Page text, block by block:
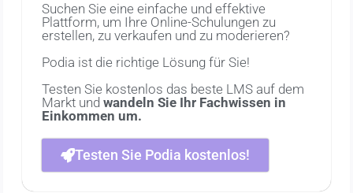
Suchen Sie eine einfache und effektive
Plattform, um Ihre Online-Schulungen zu
erstellen, zu verkaufen und zu moderieren?
Podia ist die richtige Lösung für Sie!
Testen Sie kostenlos das beste LMS auf dem
Markt undwandeln Sie Ihr Fachwissen in
Einkommen um.
Testen Sie Podia kostenlos!